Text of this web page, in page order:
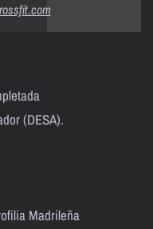
(DESA).
Madrileña